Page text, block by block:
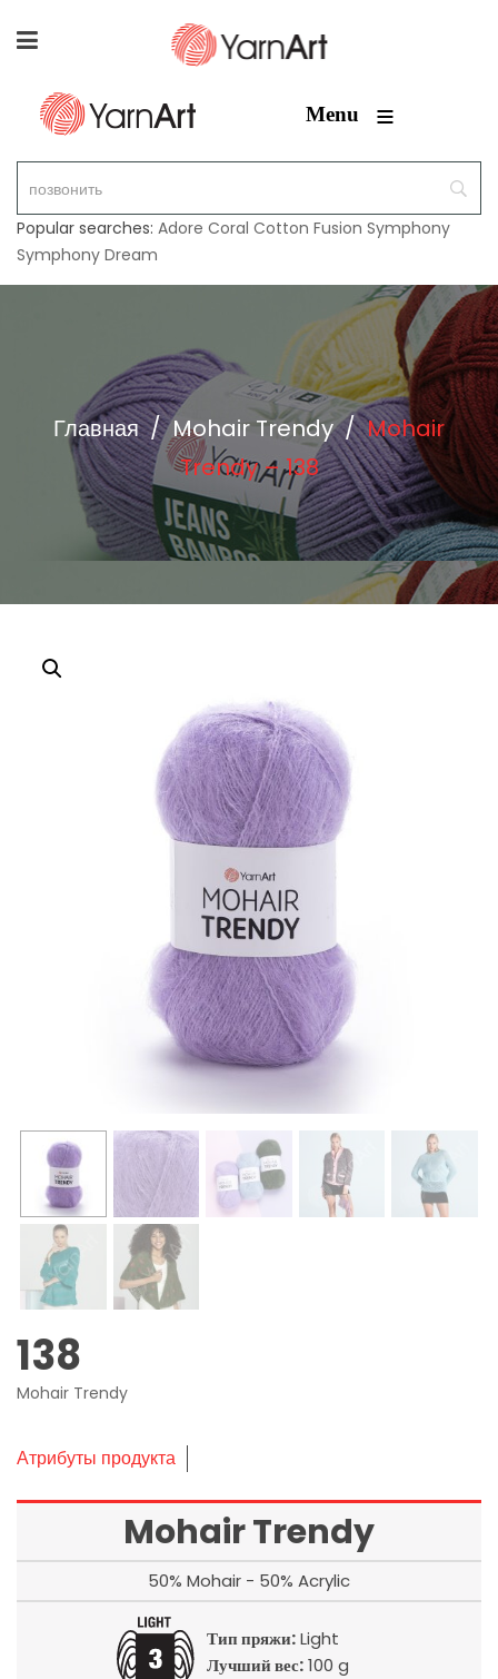
Menu ≡
Popular searches: Adore Coral Cotton Fusion Symphony
Symphony Dream
Главная / Mohair Trendy / Mohair
Trendy – 138
138
Mohair Trendy
Атрибуты продукта
Mohair Trendy
50% Mohair - 50% Acrylic
Тип пряжи:Light
Лучший вес:100 g